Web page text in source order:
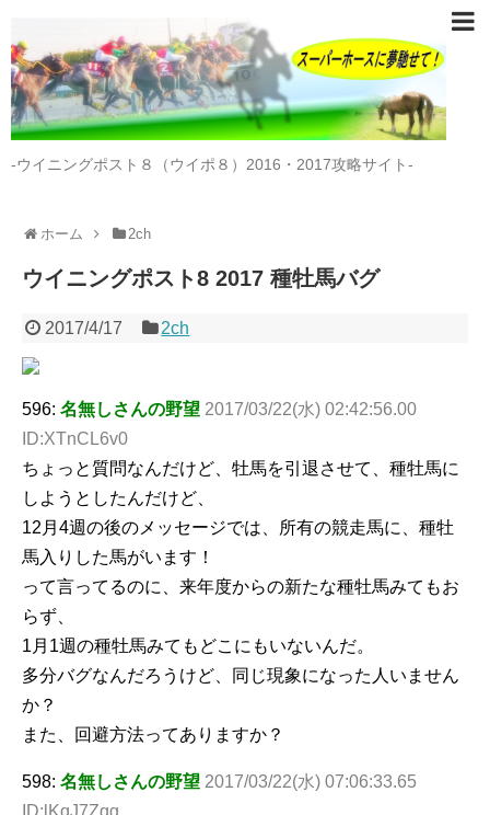
-ウイニングポスト８（ウイポ８）2016・2017攻略サイト-
ホーム 2ch
ウイニングポスト8 2017 種牡馬バグ
2017/4/17 2ch
596: 名無しさんの野望 2017/03/22(水) 02:42:56.00
ID:XTnCL6v0
ちょっと質問なんだけど、牡馬を引退させて、種牡馬に
しようとしたんだけど、
12月4週の後のメッセージでは、所有の競走馬に、種牡
馬入りした馬がいます！
って言ってるのに、来年度からの新たな種牡馬みてもお
らず、
1月1週の種牡馬みてもどこにもいないんだ。
多分バグなんだろうけど、同じ現象になった人いません
か？
また、回避方法ってありますか？
598: 名無しさんの野望 2017/03/22(水) 07:06:33.65
ID:lKqJ7Zgg